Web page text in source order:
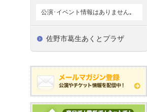
公演･イベント情報はありません｡
佐野市葛生あくとプラザ